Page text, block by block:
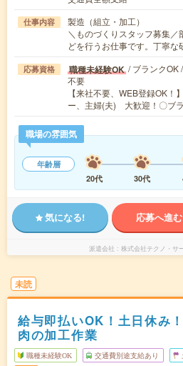
仕事内容
製造（組立・加工）
＼ものづくりスタッフ募集
どを行うお仕事です。丁寧
応募資格 職種未経験OK / ブランクOK
不要
【来社不要、WEB登録OK！
ー、主婦(夫) 大歓迎！〇ブ
職場の雰囲気
年齢層
20代
30代
気になる! 応募へ進む
派遣会社 株式会社テクノ・
未読
給与即払いOK！土日休み
肉の加工作業
職種未経験OK 交通費別途支給あり